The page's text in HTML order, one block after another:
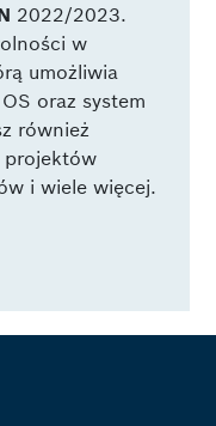
2022/2023.
w
umożliwia
oraz system
również
projektów
i wiele więcej.